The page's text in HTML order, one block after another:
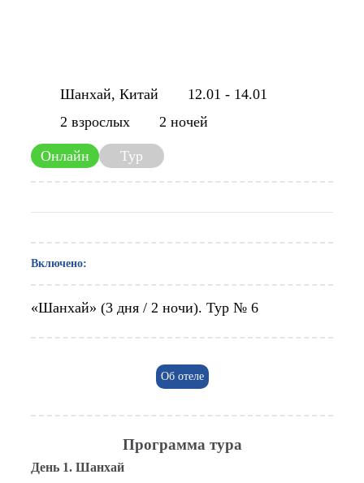
Шанхай, Китай
12.01 - 14.01
2 взрослых
2 ночей
Онлайн Тур
Включено:
«Шанхай» (3 дня / 2 ночи). Тур № 6
Об отеле
Программа тура
День 1. Шанхай